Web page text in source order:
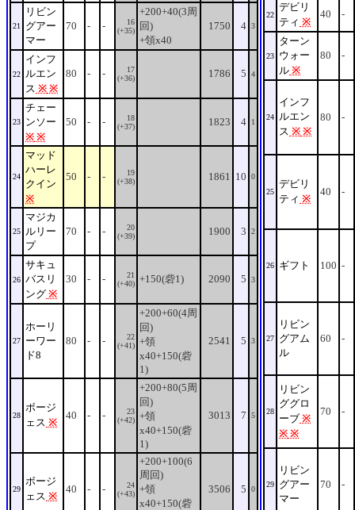
21
リビン
グアー
マー
70 - -
16
(+35)
+200+40(3周
回)
+領x40
1750 4 3
22
インフ
ルエン
ス ※ ※
80 - -
17
(+36)
1786 5 4
23
チェー
ンソー
※ ※
50 - -
18
(+37)
1823 4 1
24
マッド
ハーレ
クイン
※
50 - -
19
(+38)
1861 10 0
25
マジカ
ルリー
プ
70 - -
20
(+39)
1900 3 2
26
サキュ
バスリ
ング ※
30 - -
21
(+40) +150(砦1) 2090 5 3
27
ホーリ
ーワー
ド8
80 - -
22
(+41)
+200+60(4周
回)
+領
x40+150(砦
1)
2541 5 3
28
ボージ
ェス ※
40 - -
23
(+42)
+200+80(5周
回)
+領
x40+150(砦
1)
3013 7 5
29
ボージ
ェス ※
40 - -
24
(+43)
+200+100(6
周回)
+領
x40+150(砦
3506 5 0
22
デビリ
ティ ※
40 -
23
ターン
ウォー
ル ※
80 -
24
インフ
ルエン
ス ※ ※
80 -
25
デビリ
ティ ※
40 -
26 ギフト 100 -
27
リビン
グアム
ル
60 -
28
リビン
ググロ
ーブ ※
※ ※
70 -
29
リビン
グアー
マー
70 -